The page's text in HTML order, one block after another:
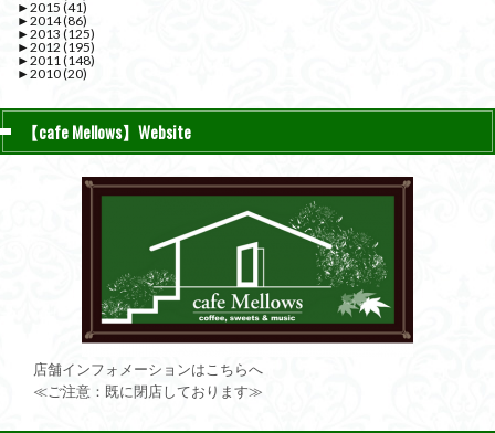
►2015 (41)
►2014(86)
►2013 (125)
►2012 (195)
►2011 (148)
►2010(20)
【cafe Mellows】Website
店舗インフォメーションはこちらへ
≪ご注意：既に閉店しております≫